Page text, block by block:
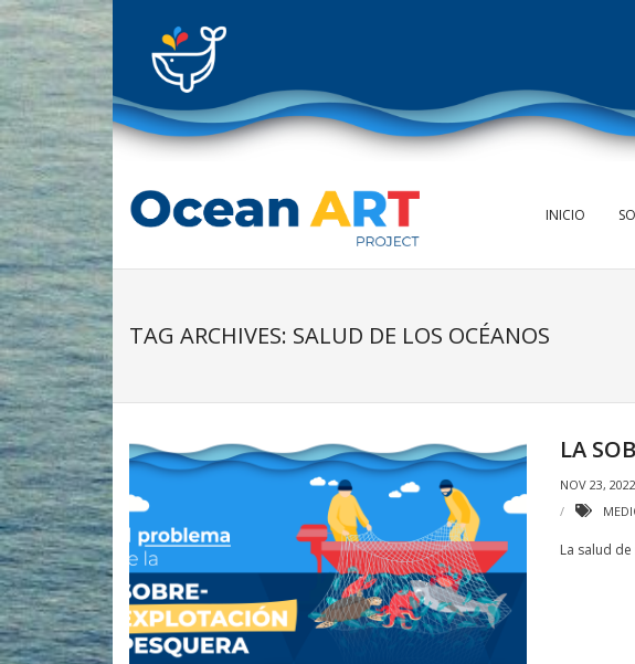
content
INICIO
TAG ARCHIVES: SALUD DE LOS OCÉANOS
LA
NOV 23, 2022
La salud